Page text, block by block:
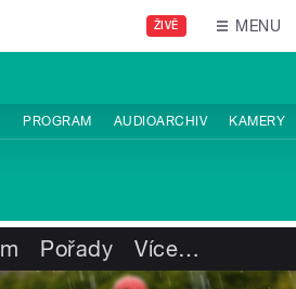
ŽIVĚ MENU
PROGRAM AUDIOARCHIV KAMERY
Pořady Více…